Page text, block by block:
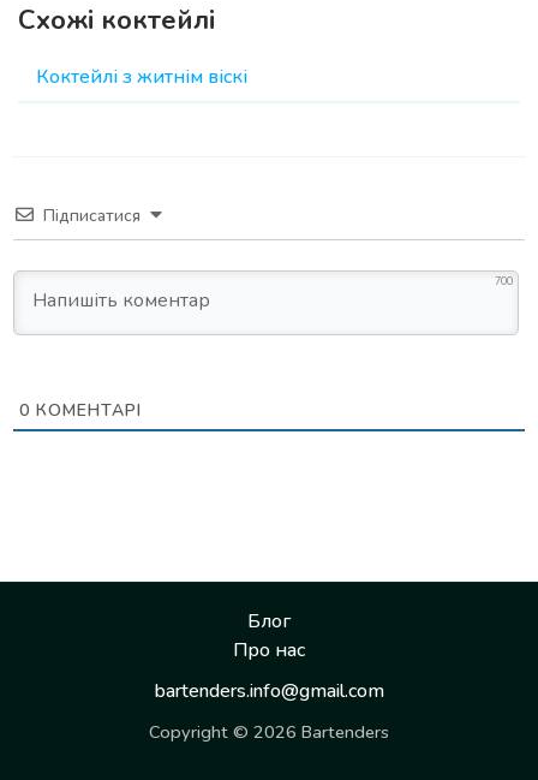
Схожі коктейлі
Коктейлі з житнім віскі
Підписатися
700
0 КОМЕНТАРІ
Блог
Про нас
bartenders.info@gmail.com
Copyright © 2026 Bartenders